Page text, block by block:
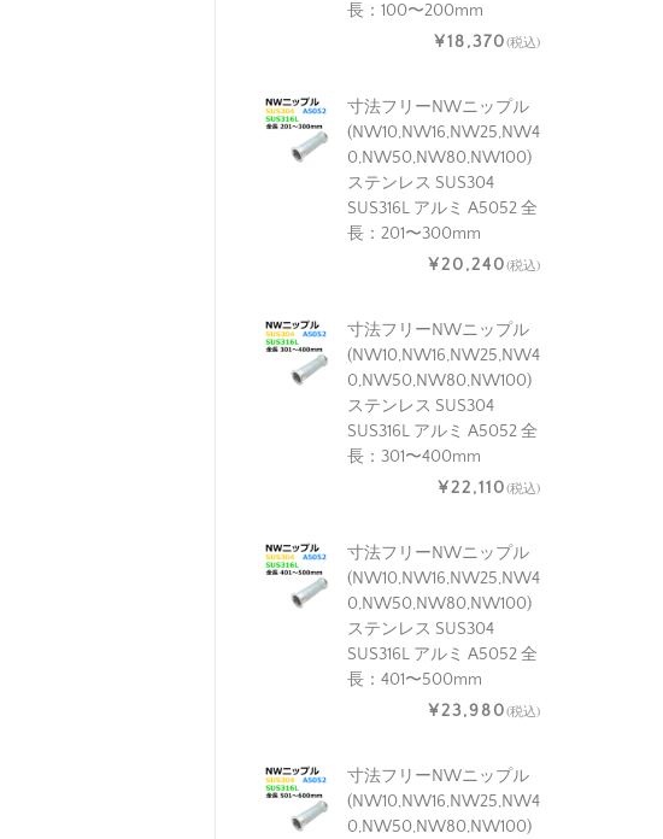
長：100〜200mm
¥18,370(税込)
寸法フリーNWニップル
(NW10,NW16,NW25,NW4
0,NW50,NW80,NW100)
ステンレス SUS304
SUS316L アルミ A5052 全
長：201〜300mm
¥20,240(税込)
寸法フリーNWニップル
(NW10,NW16,NW25,NW4
0,NW50,NW80,NW100)
ステンレス SUS304
SUS316L アルミ A5052 全
長：301〜400mm
¥22,110(税込)
寸法フリーNWニップル
(NW10,NW16,NW25,NW4
0,NW50,NW80,NW100)
ステンレス SUS304
SUS316L アルミ A5052 全
長：401〜500mm
¥23,980(税込)
寸法フリーNWニップル
(NW10,NW16,NW25,NW4
0,NW50,NW80,NW100)